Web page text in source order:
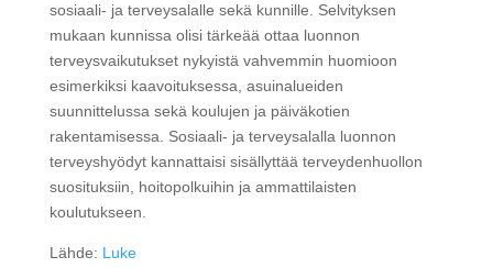
sosiaali- ja terveysalalle sekä kunnille. Selvityksen
mukaan kunnissa olisi tärkeää ottaa luonnon
terveysvaikutukset nykyistä vahvemmin huomioon
esimerkiksi kaavoituksessa, asuinalueiden
suunnittelussa sekä koulujen ja päiväkotien
rakentamisessa. Sosiaali- ja terveysalalla luonnon
terveyshyödyt kannattaisi sisällyttää terveydenhuollon
suosituksiin, hoitopolkuihin ja ammattilaisten
koulutukseen.
Lähde: Luke